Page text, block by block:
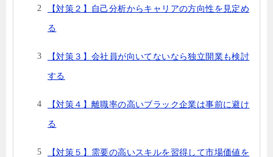
【対策２】自己分析からキャリアの方向性を見定め
る
【対策３】会社員が向いてないなら独立開業も検討
する
【対策４】離職率の高いブラック企業は事前に避け
る
【対策５】需要の高いスキルを習得して市場価値を